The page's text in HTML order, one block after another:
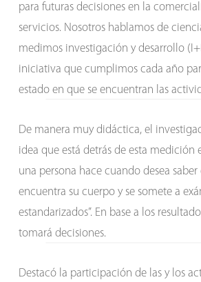
para futuras decisiones en la
servicios. Nosotros hablamos de
medimos investigación y desarrollo
iniciativa que cumplimos cada año
estado en que se encuentran las
De manera muy didáctica, el
idea que está detrás de esta medición
una persona hace cuando desea
encuentra su cuerpo y se somete a
estandarizados”. En base a los
tomará decisiones.
Destacó la participación de las y los